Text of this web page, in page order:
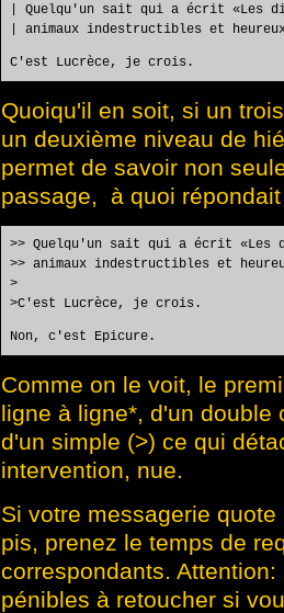
| Quelqu'un sait qui a écrit «Les
| animaux indestructibles et
C'est Lucrèce, je crois.
Quoiqu'il en soit, si un
un deuxième niveau de
permet de savoir non
passage, à quoi
>> Quelqu'un sait qui a écrit «Les
>> animaux indestructibles et
>
>C'est Lucrèce, je crois.
Non, c'est Epicure.
Comme on le voit, le
ligne à ligne*, d'un double
d'un simple (>) ce qui
intervention, nue.
Si votre messagerie
pis, prenez le temps de
correspondants.
pénibles à retoucher si